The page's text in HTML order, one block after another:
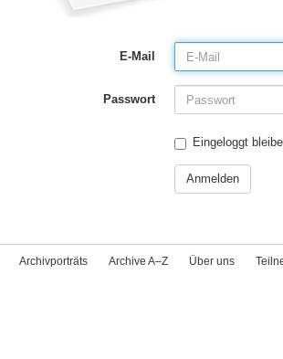
E-Mail
Passwort
Eingeloggt
Archivporträts Archive A–Z Über uns